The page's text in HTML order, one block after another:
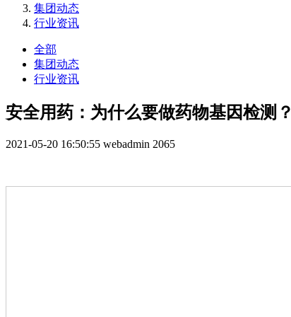
集团动态
行业资讯
全部
集团动态
行业资讯
安全用药：为什么要做药物基因检测？
2021-05-20 16:50:55 webadmin 2065